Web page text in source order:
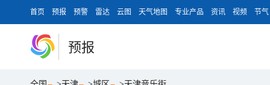
首页 预报 预警 雷达 云图 天气地图 专业产品 资讯 视频 节气
预报